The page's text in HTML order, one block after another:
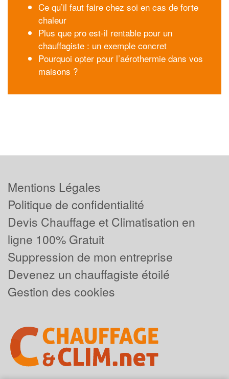
Ce qu’il faut faire chez soi en cas de forte
chaleur
Plus que pro est-il rentable pour un
chauffagiste : un exemple concret
Pourquoi opter pour l’aérothermie dans vos
maisons ?
Mentions Légales
Politique de confidentialité
Devis Chauffage et Climatisation en
ligne 100% Gratuit
Suppression de mon entreprise
Devenez un chauffagiste étoilé
Gestion des cookies